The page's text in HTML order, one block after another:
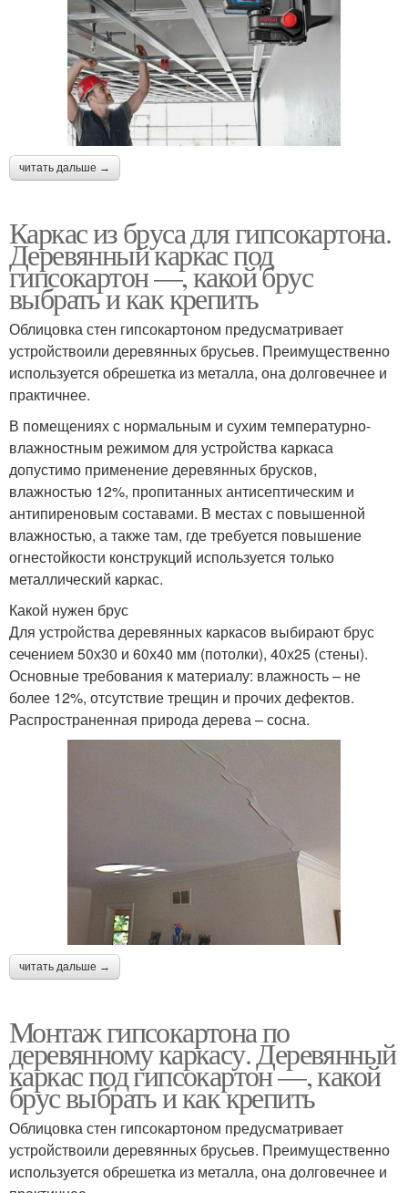
читать дальше →
Каркас из бруса для гипсокартона.
Деревянный каркас под
гипсокартон —, какой брус
выбрать и как крепить
Облицовка стен гипсокартоном предусматривает
устройствоили деревянных брусьев. Преимущественно
используется обрешетка из металла, она долговечнее и
практичнее.
В помещениях с нормальным и сухим температурно-
влажностным режимом для устройства каркаса
допустимо применение деревянных брусков,
влажностью 12%, пропитанных антисептическим и
антипиреновым составами. В местах с повышенной
влажностью, а также там, где требуется повышение
огнестойкости конструкций используется только
металлический каркас.
Какой нужен брус
Для устройства деревянных каркасов выбирают брус
сечением 50х30 и 60х40 мм (потолки), 40х25 (стены).
Основные требования к материалу: влажность – не
более 12%, отсутствие трещин и прочих дефектов.
Распространенная природа дерева – сосна.
читать дальше →
Монтаж гипсокартона по
деревянному каркасу. Деревянный
каркас под гипсокартон —, какой
брус выбрать и как крепить
Облицовка стен гипсокартоном предусматривает
устройствоили деревянных брусьев. Преимущественно
используется обрешетка из металла, она долговечнее и